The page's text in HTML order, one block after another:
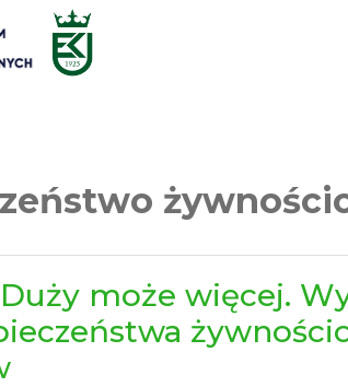
może więcej.